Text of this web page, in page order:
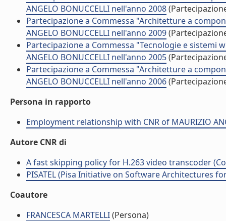
ANGELO BONUCCELLI nell'anno 2008
Partecipazione a Commessa "Architetture a
ANGELO BONUCCELLI nell'anno 2009
Partecipazione a Commessa "Tecnologie e sistemi
ANGELO BONUCCELLI nell'anno 2005
Partecipazione a Commessa "Architetture a
ANGELO BONUCCELLI nell'anno 2006
Persona in rapporto
Employment relationship with CNR of MAURIZIO
Autore CNR di
A fast skipping policy for H.263 video transcoder
PISATEL (Pisa Initiative on Software Architectures
Coautore
FRANCESCA MARTELLI(Persona)